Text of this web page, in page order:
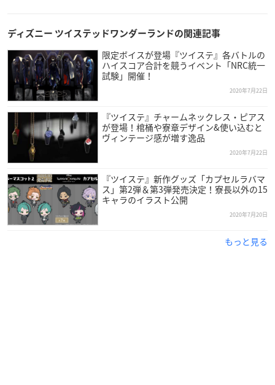
ディズニー ツイステッドワンダーランドの関連記事
限定ボイスが登場『ツイステ』各バトルの
ハイスコア合計を競うイベント「NRC統一
試験」開催！
2020年7月22日
『ツイステ』チャームネックレス・ピアス
が登場！棺桶や寮章デザイン&使い込むと
ヴィンテージ感が増す逸品
2020年7月22日
『ツイステ』新作グッズ「カプセルラバマ
ス」第2弾＆第3弾発売決定！寮長以外の15
キャラのイラスト公開
2020年7月20日
もっと見る